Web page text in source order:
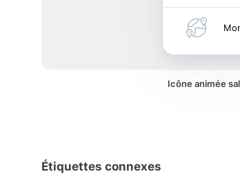
Icône animée
Étiquettes connexes